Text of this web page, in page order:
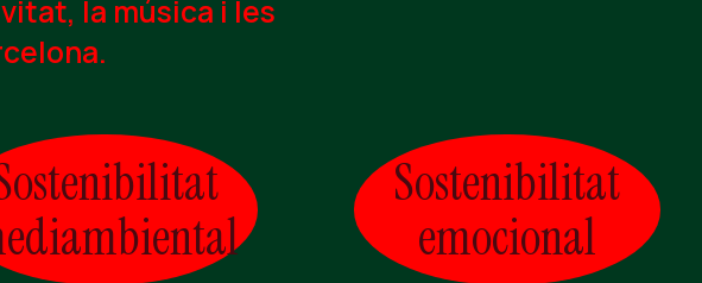
la música i les
Sostenibilitat
emocional